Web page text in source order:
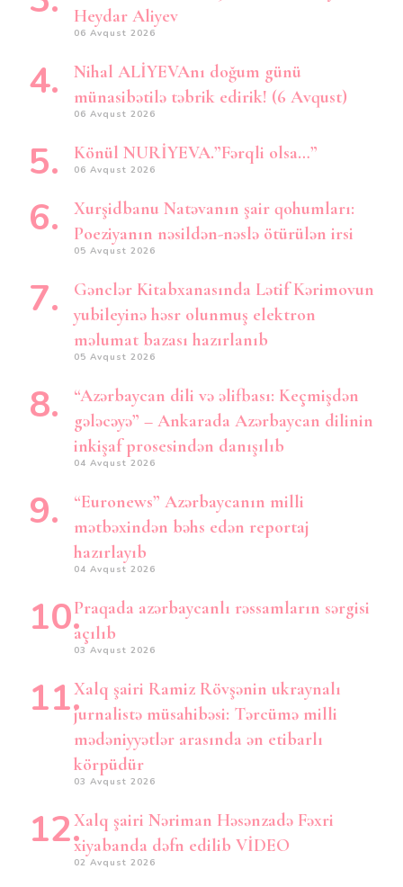
Heydar Aliyev
06 Avqust 2026
Nihal ALİYEVAnı doğum günü
münasibətilə təbrik edirik! (6 Avqust)
06 Avqust 2026
Könül NURİYEVA.”Fərqli olsa…”
06 Avqust 2026
Xurşidbanu Natəvanın şair qohumları:
Poeziyanın nəsildən-nəslə ötürülən irsi
05 Avqust 2026
Gənclər Kitabxanasında Lətif Kərimovun
yubileyinə həsr olunmuş elektron
məlumat bazası hazırlanıb
05 Avqust 2026
“Azərbaycan dili və əlifbası: Keçmişdən
gələcəyə” – Ankarada Azərbaycan dilinin
inkişaf prosesindən danışılıb
04 Avqust 2026
“Euronews” Azərbaycanın milli
mətbəxindən bəhs edən reportaj
hazırlayıb
04 Avqust 2026
Praqada azərbaycanlı rəssamların sərgisi
açılıb
03 Avqust 2026
Xalq şairi Ramiz Rövşənin ukraynalı
jurnalistə müsahibəsi: Tərcümə milli
mədəniyyətlər arasında ən etibarlı
körpüdür
03 Avqust 2026
Xalq şairi Nəriman Həsənzadə Fəxri
xiyabanda dəfn edilib VİDEO
02 Avqust 2026